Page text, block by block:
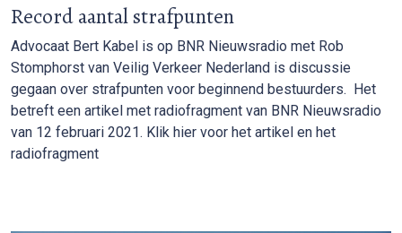
Record aantal strafpunten
Advocaat Bert Kabel is op BNR Nieuwsradio met Rob
Stomphorst van Veilig Verkeer Nederland is discussie
gegaan over strafpunten voor beginnend bestuurders. Het
betreft een artikel met radiofragment van BNR Nieuwsradio
van 12 februari 2021. Klik hier voor het artikel en het
radiofragment